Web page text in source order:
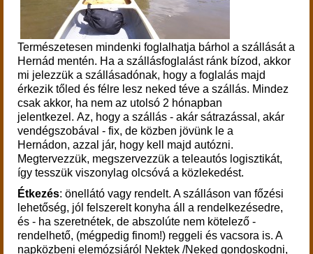
Természetesen mindenki foglalhatja bárhol a szállását a
Hernád mentén. Ha a szállásfoglalást ránk bízod, akkor
mi jelezzük a szállásadónak, hogy a foglalás majd
érkezik tőled és félre lesz neked téve a szállás. Mindez
csak akkor, ha nem az utolsó 2 hónapban
jelentkezel. Az, hogy a szállás - akár sátrazással, akár
vendégszobával - fix, de közben jövünk le a
Hernádon, azzal jár, hogy kell majd autózni.
Megtervezzük, megszervezzük a teleautós logisztikát,
így tesszük viszonylag olcsóvá a közlekedést.
Étkezés: önellátó vagy rendelt. A szálláson van főzési
lehetőség, jól felszerelt konyha áll a rendelkezésedre,
és - ha szeretnétek, de abszolúte nem kötelező -
rendelhető, (mégpedig finom!) reggeli és vacsora is. A
napközbeni elemózsiáról Nektek /Neked gondoskodni,